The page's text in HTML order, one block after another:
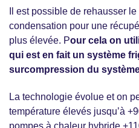
Il est possible de rehausser
condensation pour une
plus élevée. Pour cela on
qui est en fait un système
surcompression du
La technologie évolue et on
température élevés jusqu’à
pompes à chaleur hybride